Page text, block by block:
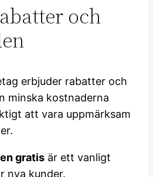
och
erbjuder rabatter och
minska kostnaderna
att vara uppmärksam
gratis är ett vanligt
nya kunder.